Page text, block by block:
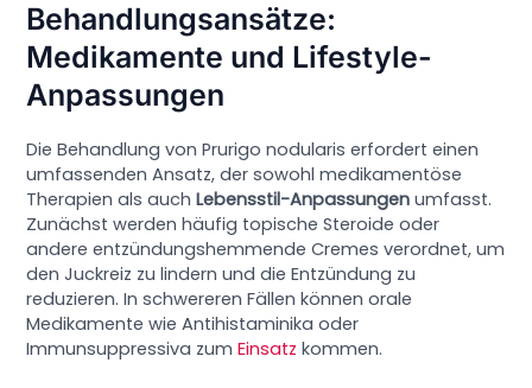
Behandlungsansätze:
Medikamente und Lifestyle-
Anpassungen
Die Behandlung von Prurigo nodularis erfordert einen
umfassenden Ansatz, der sowohl medikamentöse
Therapien als auchLebensstil-Anpassungen umfasst.
Zunächst werden häufig topische Steroide oder
andere entzündungshemmende Cremes verordnet, um
den Juckreiz zu lindern und die Entzündung zu
reduzieren. In schwereren Fällen können orale
Medikamente wie Antihistaminika oder
Immunsuppressiva zumEinsatz kommen.